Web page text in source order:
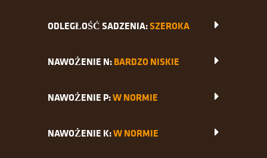
ODLEGŁOŚĆ SADZENIA:SZEROKA
NAWOŻENIE N:BARDZO NISKIE
NAWOŻENIE P:W NORMIE
NAWOŻENIE K:W NORMIE